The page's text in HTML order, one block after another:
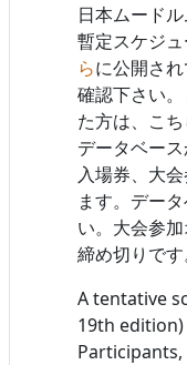
日本ムード
暫定スケジ
らに公開さ
確認下さい
た方は、こ
データベー
入場券、大
ます。デー
い。大会参
締め切りです
A tentative
19th